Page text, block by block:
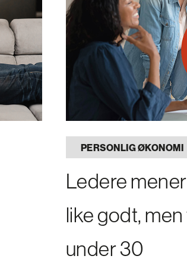
PERSONLIG ØKONOMI
Ledere
like godt,
under 30